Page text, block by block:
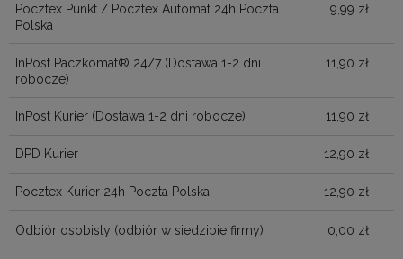
Pocztex Punkt / Pocztex Automat 24h Poczta
Polska
9,99 zł
InPost Paczkomat® 24/7 (Dostawa 1-2 dni
robocze)
11,90 zł
InPost Kurier (Dostawa 1-2 dni robocze) 11,90 zł
DPD Kurier 12,90 zł
Pocztex Kurier 24h Poczta Polska 12,90 zł
Odbiór osobisty (odbiór w siedzibie firmy) 0,00 zł